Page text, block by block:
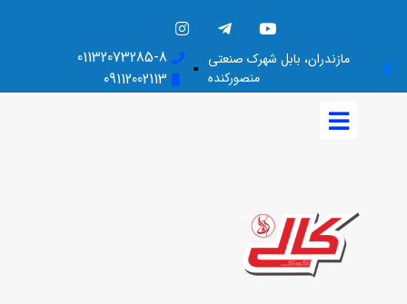
مازندران، بابل شهرک صنعتی
منصورکنده
01132073285-8
09112002113